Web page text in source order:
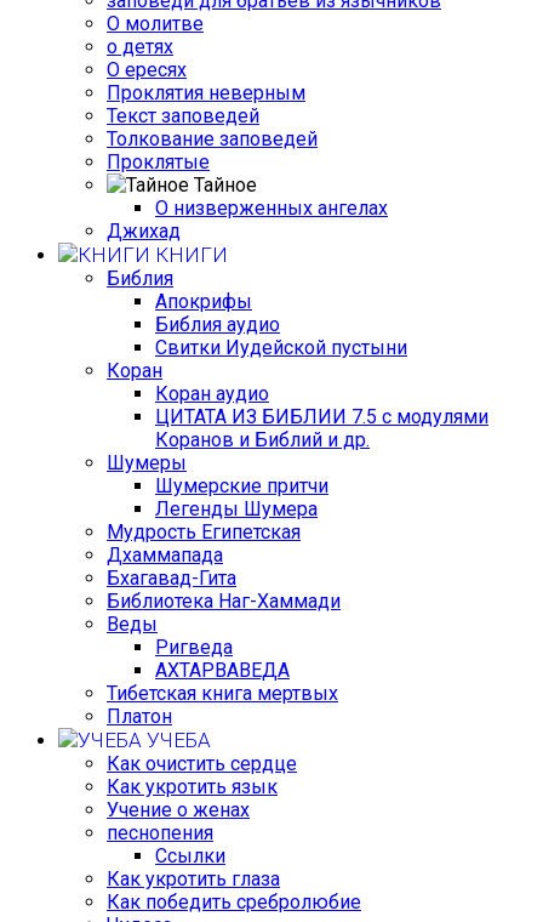
О молитве
о детях
О ересях
Проклятия неверным
Текст заповедей
Толкование заповедей
Проклятые
Тайное
О низверженных ангелах
Джихад
КНИГИ
Библия
Апокрифы
Библия аудио
Свитки Иудейской пустыни
Коран
Коран аудио
ЦИТАТА ИЗ БИБЛИИ 7.5 с модулями
Коранов и Библий и др.
Шумеры
Шумерские притчи
Легенды Шумера
Мудрость Египетская
Дхаммапада
Бхагавад-Гита
Библиотека Наг-Хаммади
Веды
Ригведа
АХТАРВАВЕДА
Тибетская книга мертвых
Платон
УЧЕБА
Как очистить сердце
Как укротить язык
Учение о женах
песнопения
Ссылки
Как укротить глаза
Как победить сребролюбие